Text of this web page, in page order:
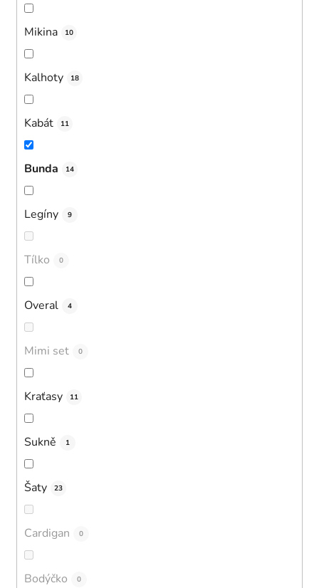
Mikina 10
Kalhoty 18
Kabát 11
Bunda 14
Legíny 9
Tílko 0
Overal 4
Mimi set 0
Kraťasy 11
Sukně 1
Šaty 23
Cardigan 0
Bodýčko 0